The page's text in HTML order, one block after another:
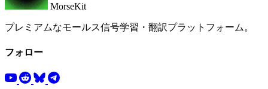
MorseKit
プレミアムなモールス信号学習・翻訳プラットフォーム。
フォロー